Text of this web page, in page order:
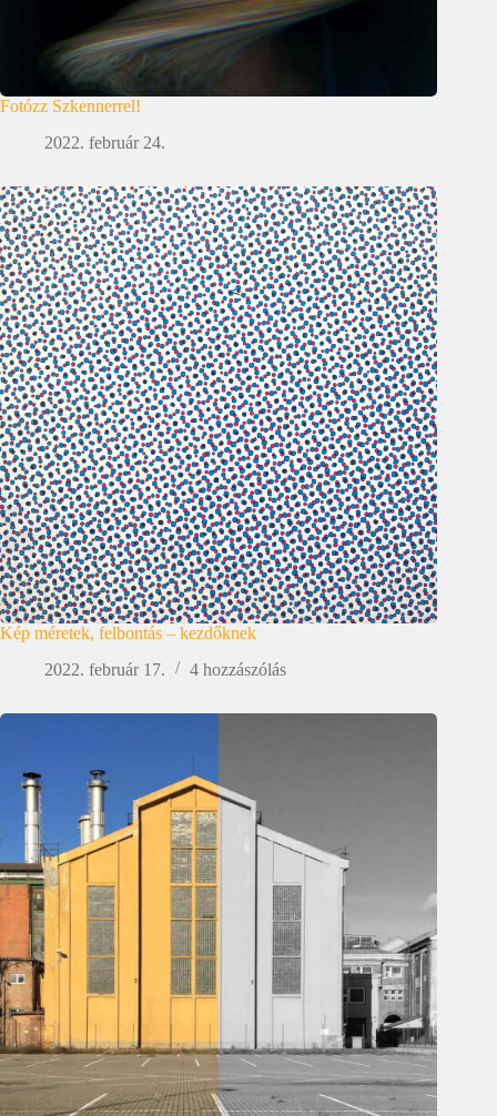
Fotózz Szkennerrel!
2022. február 24.
Kép méretek, felbontás – kezdőknek
2022. február 17.
4 hozzászólás